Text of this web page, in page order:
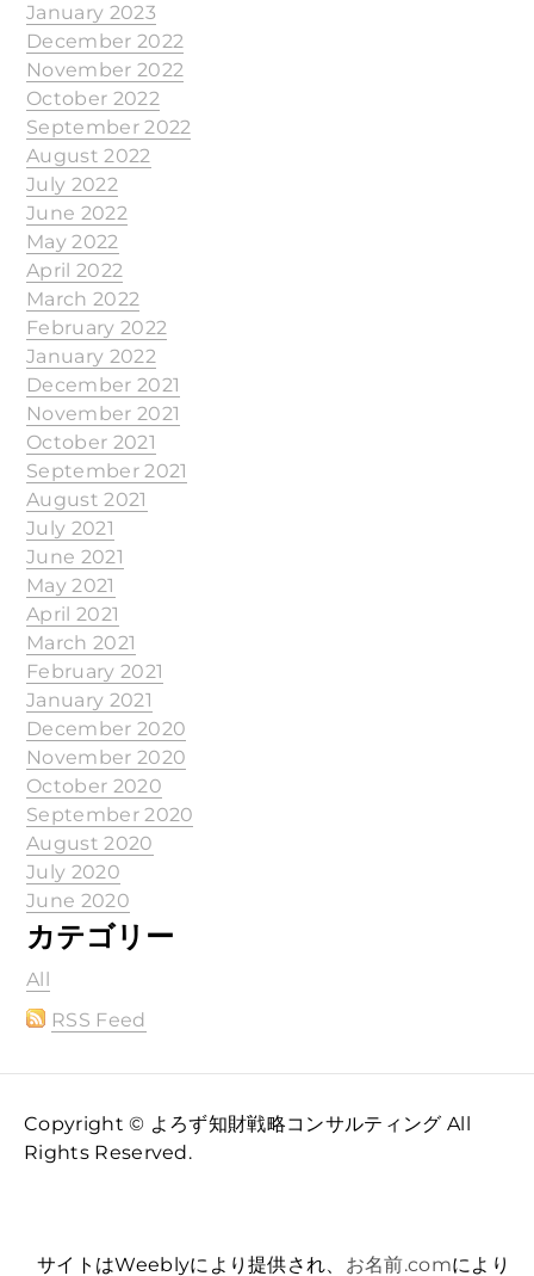
January 2023
December 2022
November 2022
October 2022
September 2022
August 2022
July 2022
June 2022
May 2022
April 2022
March 2022
February 2022
January 2022
December 2021
November 2021
October 2021
September 2021
August 2021
July 2021
June 2021
May 2021
April 2021
March 2021
February 2021
January 2021
December 2020
November 2020
October 2020
September 2020
August 2020
July 2020
June 2020
カテゴリー
All
RSS Feed
Copyright © よろず知財戦略コンサルティング All
Rights Reserved.
サイトはWeeblyにより提供され、 お名前.comにより